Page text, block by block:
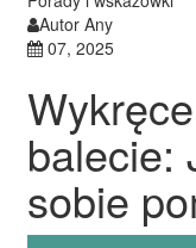
Autor Any
07, 2025
balecie:
sobie